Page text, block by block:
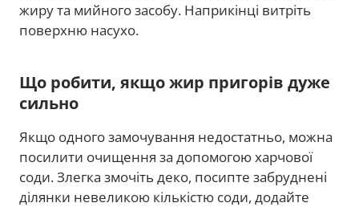
жиру та мийного засобу. Наприкінці витріть
поверхню насухо.
Що робити, якщо жир пригорів дуже
сильно
Якщо одного замочування недостатньо, можна
посилити очищення за допомогою харчової
соди. Злегка змочіть деко, посипте забруднені
ділянки невеликою кількістю соди, додайте